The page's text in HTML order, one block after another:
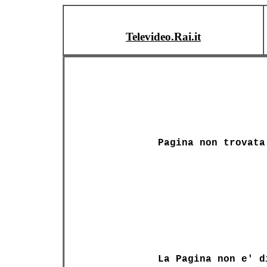
Televideo.Rai.it
Pagina non trovata
La Pagina non e'